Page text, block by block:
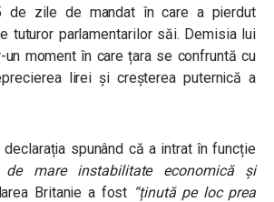
de zile de mandat în care a pierdut
tuturor parlamentarilor săi. Demisia lui
moment în care țara se confruntă cu
lirei și creșterea puternică a
spunând că a intrat în funcție
de mare instabilitate economică și
Britanie a fost “ținută pe loc prea